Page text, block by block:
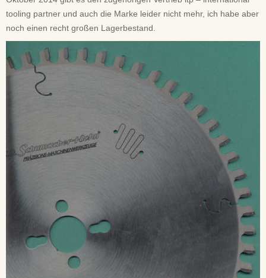
tooling partner und auch die Marke leider nicht mehr, ich habe aber
noch einen recht großen Lagerbestand.